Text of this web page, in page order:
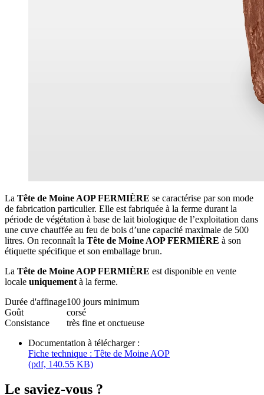
La Tête de Moine AOP FERMIÈRE se caractérise par son mode
de fabrication particulier. Elle est fabriquée à la ferme durant la
période de végétation à base de lait biologique de l’exploitation dans
une cuve chauffée au feu de bois d’une capacité maximale de 500
litres. On reconnaît la Tête de Moine AOP FERMIÈRE à son
étiquette spécifique et son emballage brun.
La Tête de Moine AOP FERMIÈRE est disponible en vente
locale uniquement à la ferme.
Durée d'affinage100 jours minimum
Goût
corsé
Consistance
très fine et onctueuse
Documentation à télécharger :
Fiche technique : Tête de Moine AOP
(pdf, 140.55 KB)
Le saviez-vous ?